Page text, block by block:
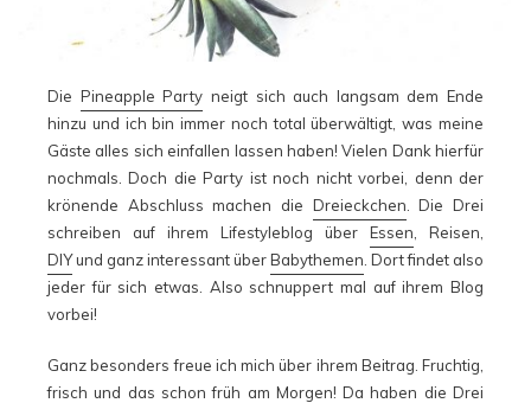
Die Pineapple Party neigt sich auch langsam dem Ende
hinzu und ich bin immer noch total überwältigt, was meine
Gäste alles sich einfallen lassen haben! Vielen Dank hierfür
nochmals. Doch die Party ist noch nicht vorbei, denn der
krönende Abschluss machen die Dreieckchen . Die Drei
schreiben auf ihrem Lifestyleblog über Essen , Reisen,
DIYund ganz interessant überBabythemen . Dort findet also
jeder für sich etwas. Also schnuppert mal auf ihrem Blog
vorbei!
Ganz besonders freue ich mich über ihrem Beitrag. Fruchtig,
frisch und das schon früh am Morgen! Da haben die Drei